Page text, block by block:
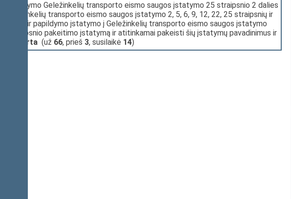
pasiūlymo Geležinkelių transporto eismo saugos įstatymo 25 straipsnio 2 dalies
Geležinkelių transporto eismo saugos įstatymo 2, 5, 6, 9, 12, 22, 25 straipsnių ir
ir papildymo įstatymo į Geležinkelių transporto eismo saugos įstatymo
1 straipsnio pakeitimo įstatymą ir atitinkamai pakeisti šių įstatymų pavadinimus ir
pritarta (už 66, prieš 3, susilaikė 14)